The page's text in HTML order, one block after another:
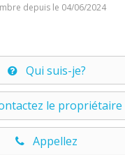
depuis le 04/06/2024
Qui suis-je?
le propriétaire
Appellez